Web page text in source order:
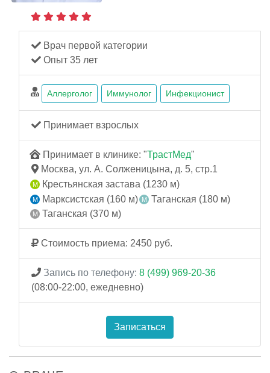
Врач первой категории
Опыт 35 лет
Аллерголог Иммунолог Инфекционист
Принимает взрослых
Принимает в клинике: "ТрастМед"
Москва, ул. А. Солженицына, д. 5, стр.1
Крестьянская застава (1230 м)
Марксистская (160 м)
Таганская (180 м)
Таганская (370 м)
Стоимость приема: 2450 руб.
Запись по телефону: 8 (499) 969-20-36
(08:00-22:00, ежедневно)
Записаться